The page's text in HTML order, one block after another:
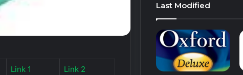
Link 1 Link 2
Last Modified